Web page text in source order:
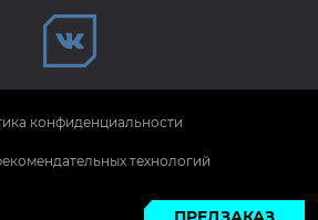
Все права защищены.
конфиденциальности
технологий